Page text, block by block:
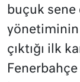
buçuk
yönetiminin
çıktığı ilk